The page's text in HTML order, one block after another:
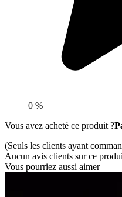
0 %
Vous avez acheté ce produit ?
(Seuls les clients ayant
Aucun avis clients sur ce
Vous pourriez aussi aimer